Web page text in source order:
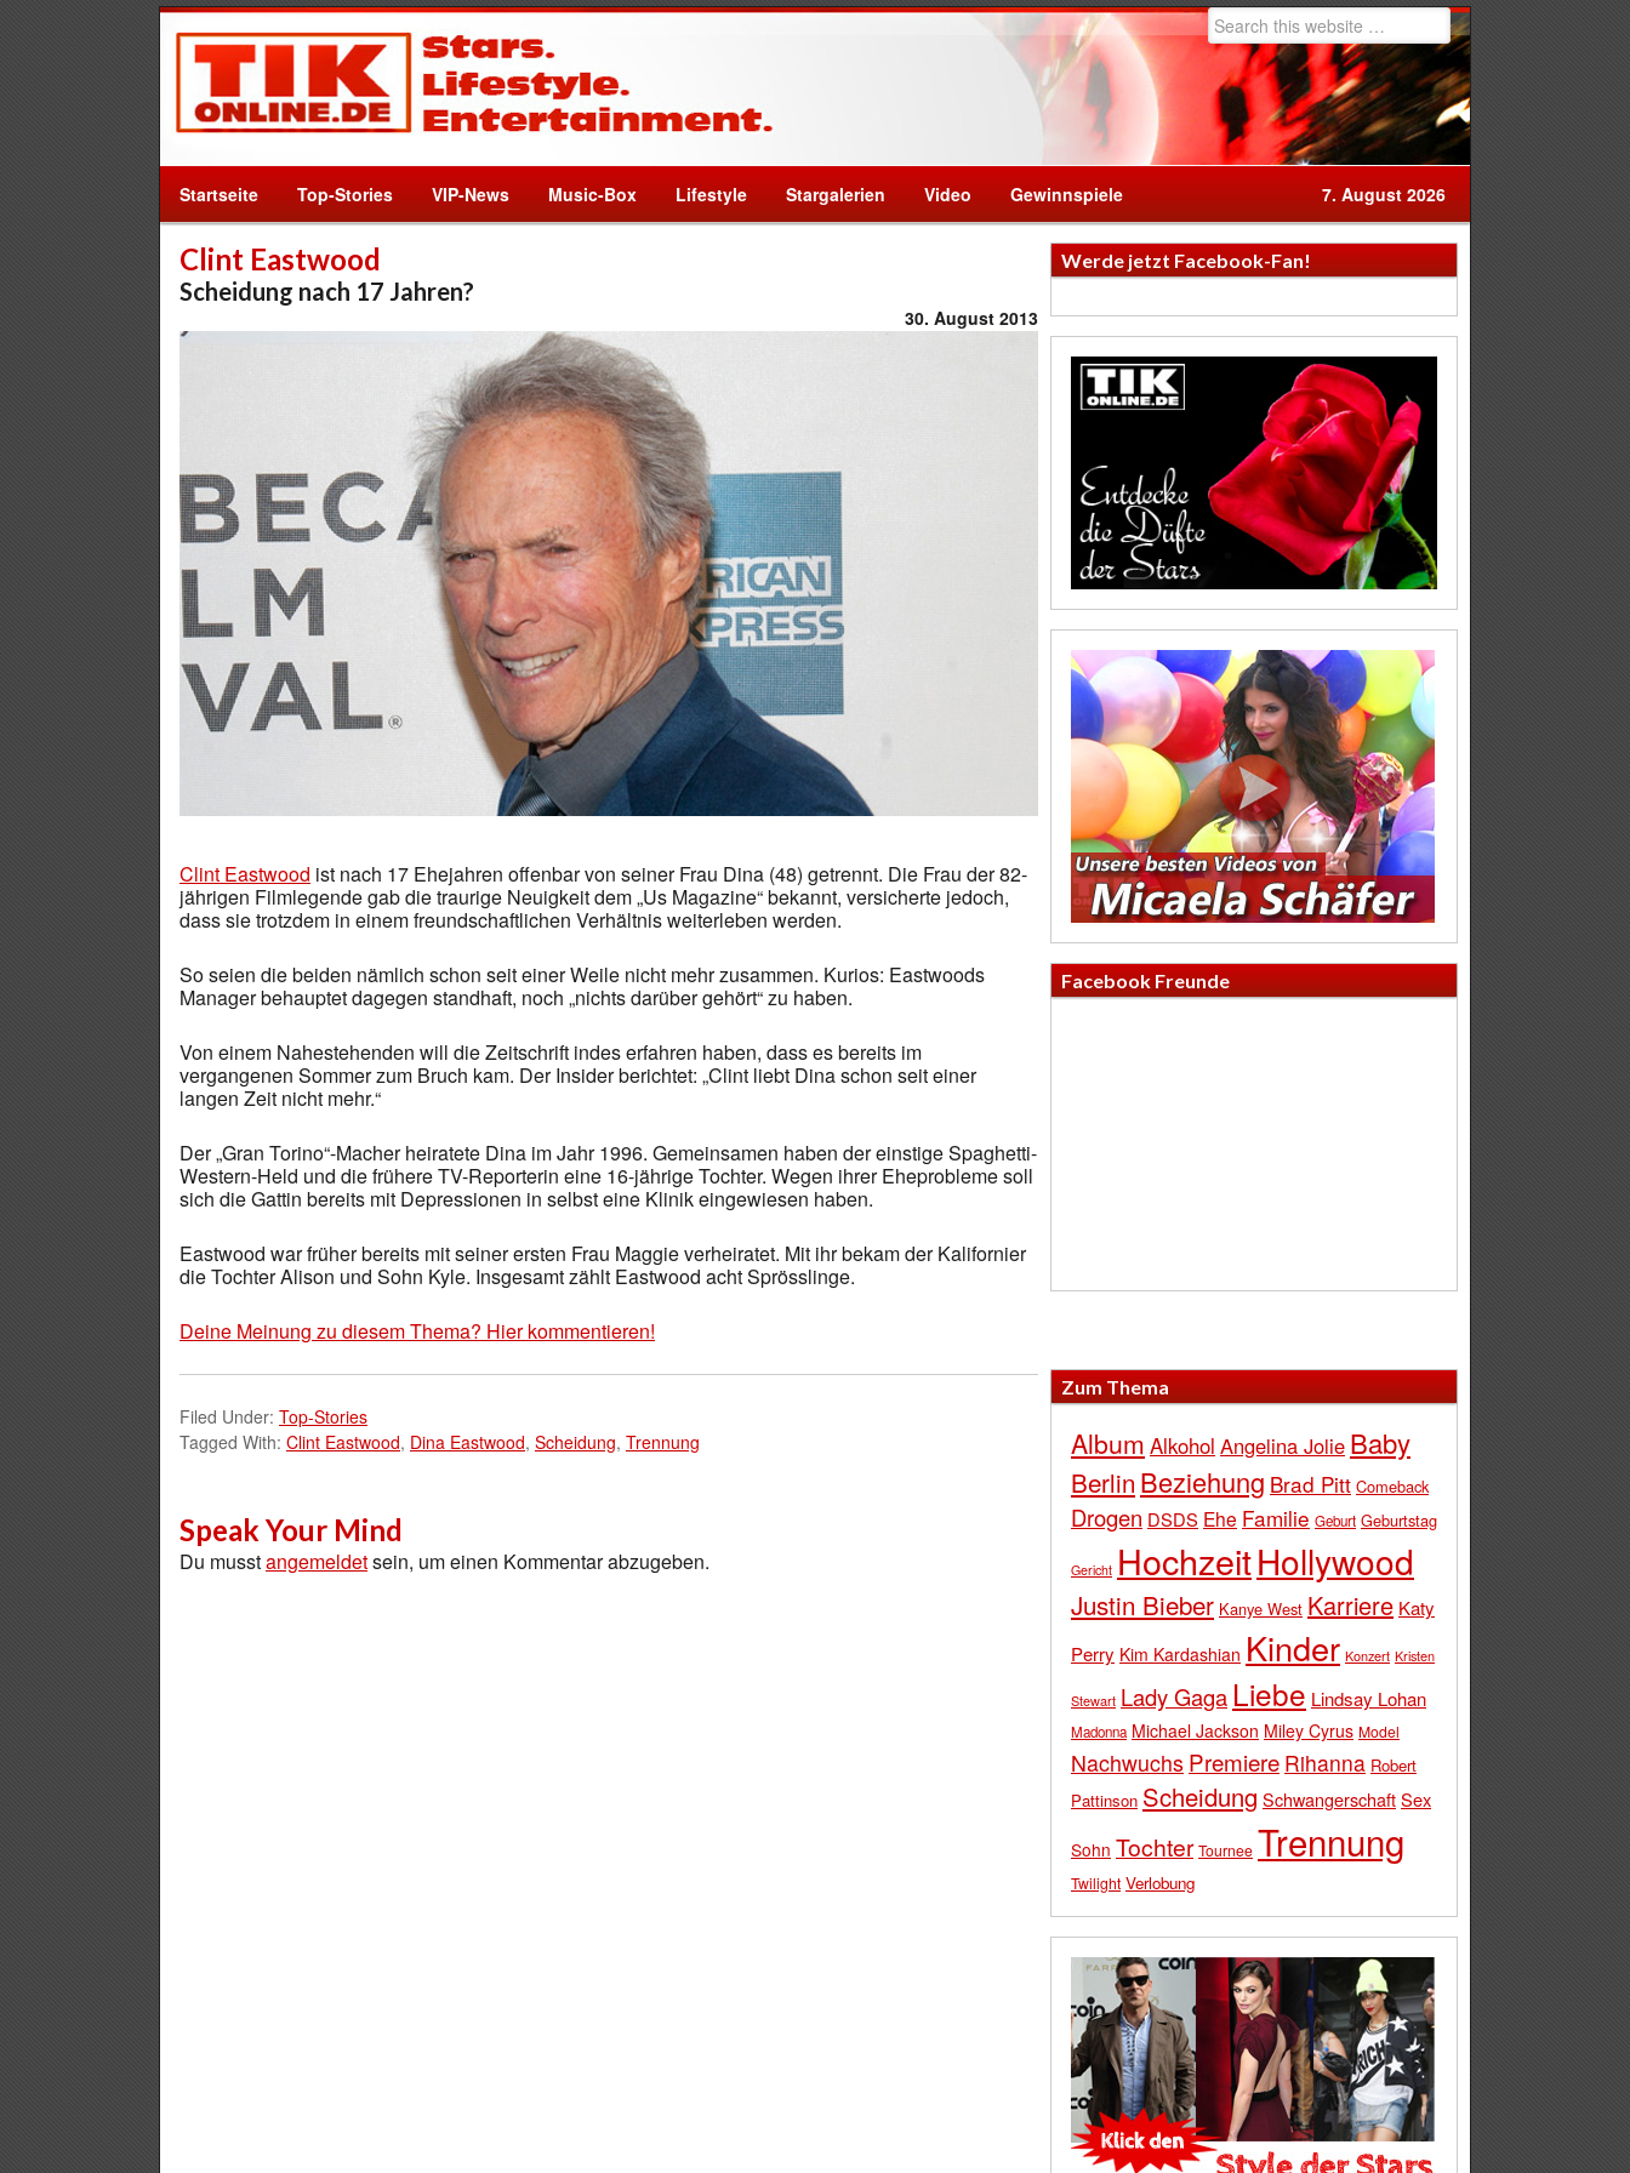
Startseite Top-Stories VIP-News Music-Box Lifestyle Stargalerien Video Gewinnspiele 7. August 2026
Clint Eastwood
Scheidung nach 17 Jahren?
30. August 2013
Clint Eastwood ist nach 17 Ehejahren offenbar von seiner Frau Dina (48) getrennt. Die Frau der 82-
jährigen Filmlegende gab die traurige Neuigkeit dem „Us Magazine“ bekannt, versicherte jedoch,
dass sie trotzdem in einem freundschaftlichen Verhältnis weiterleben werden.
So seien die beiden nämlich schon seit einer Weile nicht mehr zusammen. Kurios: Eastwoods
Manager behauptet dagegen standhaft, noch „nichts darüber gehört“ zu haben.
Von einem Nahestehenden will die Zeitschrift indes erfahren haben, dass es bereits im
vergangenen Sommer zum Bruch kam. Der Insider berichtet: „Clint liebt Dina schon seit einer
langen Zeit nicht mehr.“
Der „Gran Torino“-Macher heiratete Dina im Jahr 1996. Gemeinsamen haben der einstige Spaghetti-
Western-Held und die frühere TV-Reporterin eine 16-jährige Tochter. Wegen ihrer Eheprobleme soll
sich die Gattin bereits mit Depressionen in selbst eine Klinik eingewiesen haben.
Eastwood war früher bereits mit seiner ersten Frau Maggie verheiratet. Mit ihr bekam der Kalifornier
die Tochter Alison und Sohn Kyle. Insgesamt zählt Eastwood acht Sprösslinge.
Deine Meinung zu diesem Thema? Hier kommentieren!
Filed Under: Top-Stories
Tagged With: Clint Eastwood, Dina Eastwood, Scheidung, Trennung
Speak Your Mind
Du musstangemeldetsein, um einen Kommentar abzugeben.
Werde jetzt Facebook-Fan!
Facebook Freunde
Zum Thema
Album Alkohol Angelina Jolie Baby
Berlin Beziehung Brad Pitt Comeback
Drogen DSDS Ehe Familie Geburt Geburtstag
Gericht HochzeitHollywood
Justin Bieber Kanye West Karriere Katy
Perry Kim Kardashian Kinder Konzert Kristen
Stewart Lady Gaga Liebe Lindsay Lohan
Madonna Michael Jackson Miley Cyrus Model
Nachwuchs Premiere Rihanna Robert
Pattinson Scheidung SchwangerschaftSex
Sohn Tochter Tournee Trennung
Twilight Verlobung